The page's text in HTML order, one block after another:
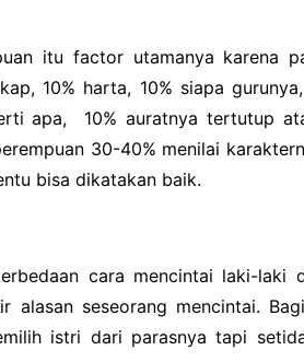
itu factor utamanya karena
10% harta, 10% siapa
apa,
10% auratnya tertutup
30-40% menilai
bisa dikatakan baik.
cara mencintai laki-laki
alasan seseorang mencintai.
istri dari parasnya tapi